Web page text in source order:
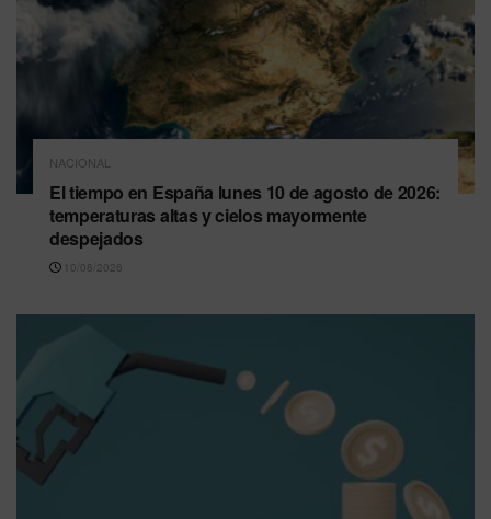
NACIONAL
El tiempo en España lunes 10 de agosto de 2026:
temperaturas altas y cielos mayormente
despejados
10/08/2026